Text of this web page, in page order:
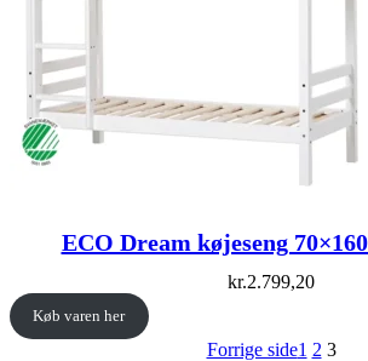
ECO Dream køjeseng
kr.2.799,20
Køb varen her
Forrige side1 2 3